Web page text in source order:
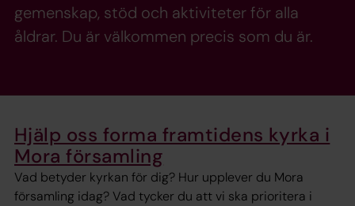
gemenskap, stöd och aktiviteter för alla
åldrar. Du är välkommen precis som du är.
Hjälp oss forma framtidens kyrka i
Mora församling
Vad betyder kyrkan för dig? Hur upplever du Mora
församling idag? Vad tycker du att vi ska prioritera i